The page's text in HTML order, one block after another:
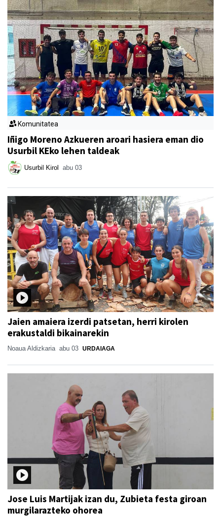
Komunitatea
Iñigo Moreno Azkueren aroari hasiera eman dio
Usurbil KEko lehen taldeak
Usurbil Kirol abu 03
Jaien amaiera izerdi patsetan, herri kirolen
erakustaldi bikainarekin
Noaua Aldizkaria abu 03 URDAIAGA
Jose Luis Martijak izan du, Zubieta festa giroan
murgilarazteko ohorea